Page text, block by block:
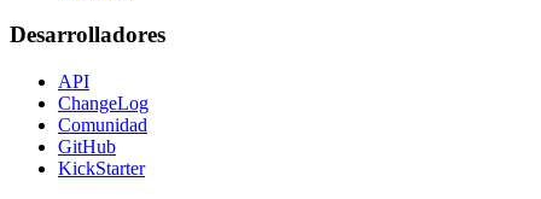
Desarrolladores
API
ChangeLog
Comunidad
GitHub
KickStarter